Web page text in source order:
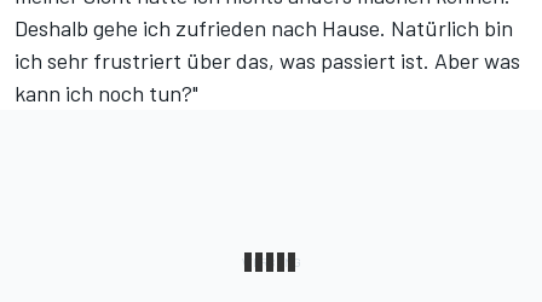
Deshalb gehe ich zufrieden nach Hause. Natürlich bin
ich sehr frustriert über das, was passiert ist. Aber was
kann ich noch tun?"